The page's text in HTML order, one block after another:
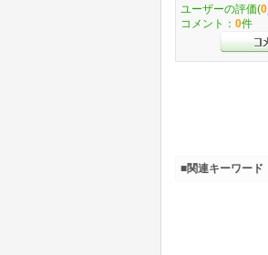
ユーザーの評価(0
コメント： 0件
■関連キーワード